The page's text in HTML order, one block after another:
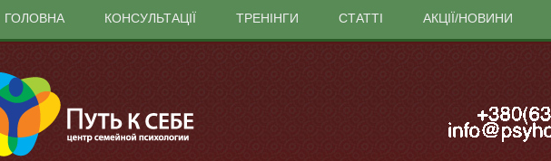
ГОЛОВНА КОНСУЛЬТАЦІЇ ТРЕНІНГИ СТАТТІ АКЦІЇ/НОВИНИ